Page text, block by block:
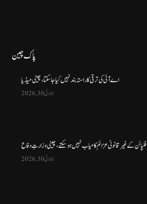
پاک چین
اے آئی کی ترقی کا راستہ بند نہیں کیا جا سکتا، چینی میڈیا
جولائی 30, 2026
فلپائن کے غیر قانونی عزائم کامیاب نہیں ہو سکتے ، چینی وزارتِ دفاع
جولائی 30, 2026